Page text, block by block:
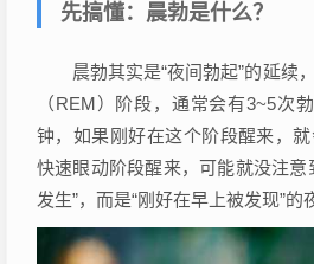
先搞懂：晨勃是什么？
晨勃其实是“夜间勃起”的延续
（REM）阶段，通常会有3~5次
钟，如果刚好在这个阶段醒来，
快速眼动阶段醒来，可能就没注意
发生”，而是“刚好在早上被发现”的